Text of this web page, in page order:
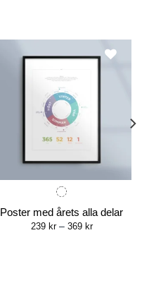
Poster med årets alla delar
239 kr – 369 krPrice